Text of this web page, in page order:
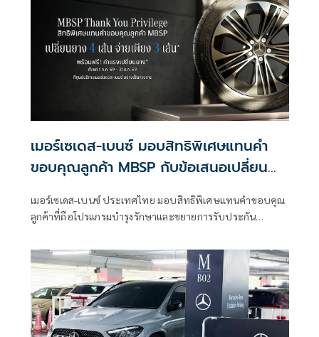
เมอร์เซเดส-เบนซ์ มอบสิทธิพิเศษแทนคำ
ขอบคุณลูกค้า MBSP กับข้อเสนอเปลี่ยน
จนถึงสิ้นปีนี้
เมอร์เซเดส-เบนซ์ ประเทศไทย มอบสิทธิพิเศษแทนคำขอบคุณ
ลูกค้าที่ถือโปรแกรมบำรุงรักษาและขยายการรับประกัน